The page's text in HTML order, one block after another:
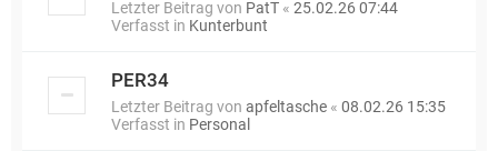
Letzter Beitrag von PatT « 25.02.26 07:44
Verfasst in Kunterbunt
PER34
Letzter Beitrag von apfeltasche « 08.02.26 15:35
Verfasst in Personal